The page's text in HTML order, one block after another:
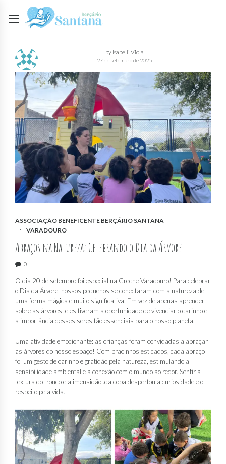
by Isabelli Viola
27 de setembro de 2025
ASSOCIAÇÃO BENEFICENTE BERÇÁRIO SANTANA
VARADOURO
Abraços na Natureza: Celebrando o Dia da Árvore
0
O dia 20 de setembro foi especial na Creche Varadouro! Para celebrar
o Dia da Árvore, nossos pequenos se conectaram com a natureza de
uma forma mágica e muito significativa. Em vez de apenas aprender
sobre as árvores, eles tiveram a oportunidade de vivenciar o carinho e
a importância desses seres tão essenciais para o nosso planeta.
Uma atividade emocionante: as crianças foram convidadas a abraçar
as árvores do nosso espaço! Com bracinhos esticados, cada abraço
foi um gesto de carinho e gratidão pela natureza, estimulando a
sensibilidade ambiental e a conexão com o mundo ao redor. Sentir a
textura do tronco e a imensidão .da copa despertou a curiosidade e o
respeito pela vida.